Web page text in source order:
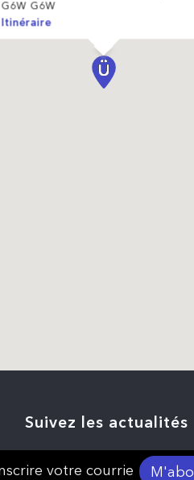
G6W G6W
Itinéraire
Suivez les actualités